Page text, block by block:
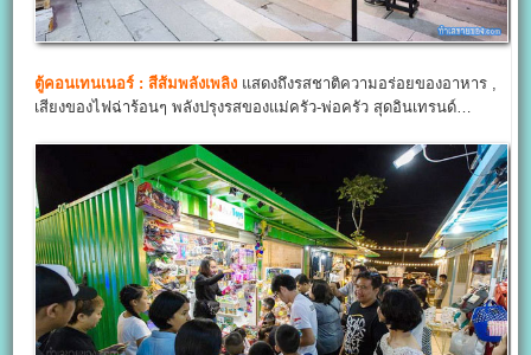
ตู้คอนเทนเนอร์ : สีส้มพลังเพลิง แสดงถึงรสชาติความอร่อยของอาหาร ,
เสียงของไฟฉ่าร้อนๆ พลังปรุงรสของแม่ครัว-พ่อครัว สุดอินเทรนด์…